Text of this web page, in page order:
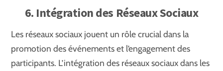
6. Intégration des Réseaux Sociaux
Les réseaux sociaux jouent un rôle crucial dans la
promotion des événements et l’engagement des
participants. L’intégration des réseaux sociaux dans les